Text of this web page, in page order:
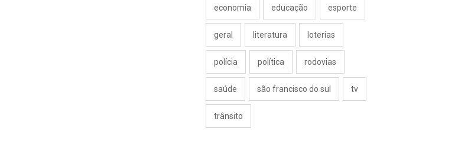
economia educação esporte
geral literatura loterias
polícia política rodovias
saúde são francisco do sul tv
trânsito